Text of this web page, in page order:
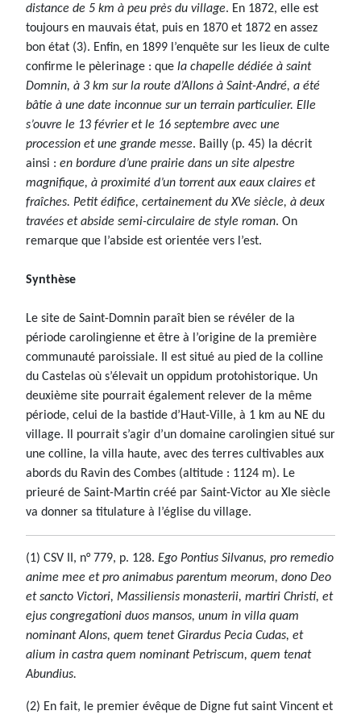
distance de 5 km à peu près du village. En 1872, elle est
toujours en mauvais état, puis en 1870 et 1872 en assez
bon état (3). Enfin, en 1899 l’enquête sur les lieux de culte
confirme le pèlerinage : que la chapelle dédiée à saint
Domnin, à 3 km sur la route d’Allons à Saint-André, a été
bâtie à une date inconnue sur un terrain particulier. Elle
s’ouvre le 13 février et le 16 septembre avec une
procession et une grande messe. Bailly (p. 45) la décrit
ainsi : en bordure d’une prairie dans un site alpestre
magnifique, à proximité d’un torrent aux eaux claires et
fraîches. Petit édifice, certainement du XVe siècle, à deux
travées et abside semi-circulaire de style roman. On
remarque que l’abside est orientée vers l’est.
Synthèse
Le site de Saint-Domnin paraît bien se révéler de la
période carolingienne et être à l’origine de la première
communauté paroissiale. Il est situé au pied de la colline
du Castelas où s’élevait un oppidum protohistorique. Un
deuxième site pourrait également relever de la même
période, celui de la bastide d’Haut-Ville, à 1 km au NE du
village. Il pourrait s’agir d’un domaine carolingien situé sur
une colline, la villa haute, avec des terres cultivables aux
abords du Ravin des Combes (altitude : 1124 m). Le
prieuré de Saint-Martin créé par Saint-Victor au XIe siècle
va donner sa titulature à l’église du village.
(1) CSV II, n° 779, p. 128. Ego Pontius Silvanus, pro remedio
anime mee et pro animabus parentum meorum, dono Deo
et sancto Victori, Massiliensis monasterii, martiri Christi, et
ejus congregationi duos mansos, unum in villa quam
nominant Alons, quem tenet Girardus Pecia Cudas, et
alium in castra quem nominant Petriscum, quem tenat
Abundius.
(2) En fait, le premier évêque de Digne fut saint Vincent et